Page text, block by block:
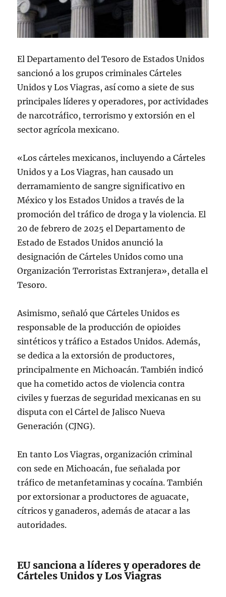
El Departamento del Tesoro de Estados Unidos
sancionó a los grupos criminales Cárteles
Unidos y Los Viagras, así como a siete de sus
principales líderes y operadores, por actividades
de narcotráfico, terrorismo y extorsión en el
sector agrícola mexicano.
«Los cárteles mexicanos, incluyendo a Cárteles
Unidos y a Los Viagras, han causado un
derramamiento de sangre significativo en
México y los Estados Unidos a través de la
promoción del tráfico de droga y la violencia. El
20 de febrero de 2025 el Departamento de
Estado de Estados Unidos anunció la
designación de Cárteles Unidos como una
Organización Terroristas Extranjera», detalla el
Tesoro.
Asimismo, señaló que Cárteles Unidos es
responsable de la producción de opioides
sintéticos y tráfico a Estados Unidos. Además,
se dedica a la extorsión de productores,
principalmente en Michoacán. También indicó
que ha cometido actos de violencia contra
civiles y fuerzas de seguridad mexicanas en su
disputa con el Cártel de Jalisco Nueva
Generación (CJNG).
En tanto Los Viagras, organización criminal
con sede en Michoacán, fue señalada por
tráfico de metanfetaminas y cocaína. También
por extorsionar a productores de aguacate,
cítricos y ganaderos, además de atacar a las
autoridades.
EU sanciona a líderes y operadores de
Cárteles Unidos y Los Viagras